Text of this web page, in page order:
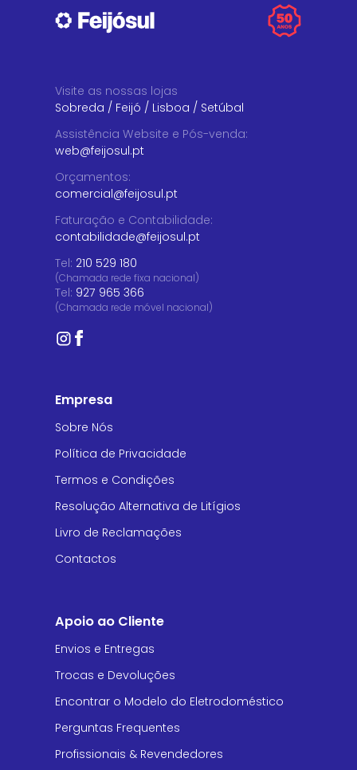
Visite as nossas lojas
Sobreda / Feijó / Lisboa / Setúbal
Assistência Website e Pós-venda:
web@feijosul.pt
Orçamentos:
comercial@feijosul.pt
Faturação e Contabilidade:
contabilidade@feijosul.pt
Tel: 210 529 180
(Chamada rede fixa nacional)
Tel: 927 965 366
(Chamada rede móvel nacional)
Empresa
Sobre Nós
Política de Privacidade
Termos e Condições
Resolução Alternativa de Litígios
Livro de Reclamações
Contactos
Apoio ao Cliente
Envios e Entregas
Trocas e Devoluções
Encontrar o Modelo do Eletrodoméstico
Perguntas Frequentes
Profissionais & Revendedores